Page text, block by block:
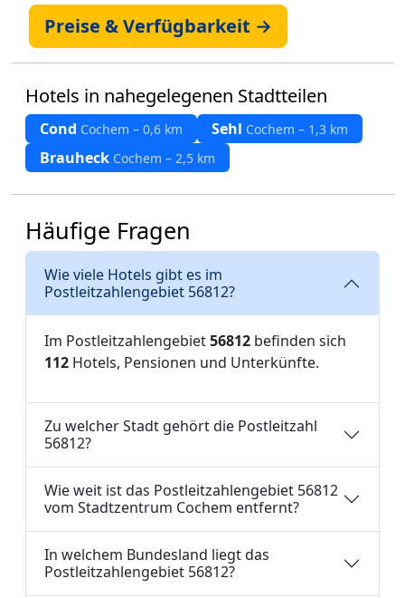
Preise & Verfügbarkeit →
Hotels in nahegelegenen Stadtteilen
Cond Cochem – 0,6 km Sehl Cochem – 1,3 km
Brauheck Cochem – 2,5 km
Häufige Fragen
Wie viele Hotels gibt es im
Postleitzahlengebiet 56812?
Im Postleitzahlengebiet56812 befinden sich
112 Hotels, Pensionen und Unterkünfte.
Zu welcher Stadt gehört die Postleitzahl
56812?
Wie weit ist das Postleitzahlengebiet 56812
vom Stadtzentrum Cochem entfernt?
In welchem Bundesland liegt das
Postleitzahlengebiet 56812?